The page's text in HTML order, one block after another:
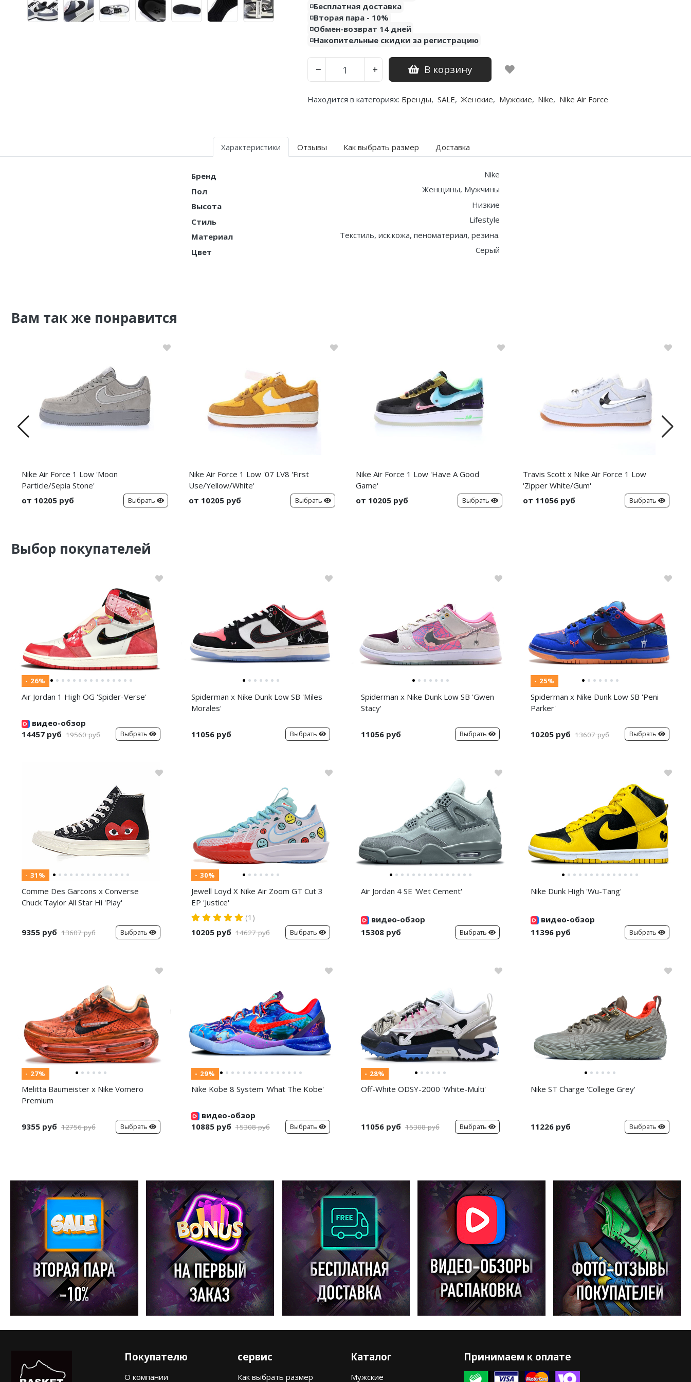
◽️Бесплатная доставка
◽️Вторая пара - 10%
◽️Обмен-возврат 14 дней
◽️Накопительные скидки за регистрацию
− + В корзину
Находится в категориях: Бренды, SALE, Женские, Мужские, Nike, Nike Air Force
Характеристики Отзывы Как выбрать размер Доставка
Бренд
Nike
Пол
Женщины, Мужчины
Высота
Низкие
Стиль
Lifestyle
Материал
Текстиль, иск.кожа, пеноматериал, резина.
Цвет
Серый
Вам так же понравится
Nike Air Force 1 Low 'Moon
Particle/Sepia Stone'
от 10205 руб
Выбрать
Nike Air Force 1 Low '07 LV8 'First
Use/Yellow/White'
от 10205 руб
Выбрать
Nike Air Force 1 Low 'Have A Good
Game'
от 10205 руб
Выбрать
Travis Scott x Nike Air Force 1 Low
'Zipper White/Gum'
от 11056 руб
Выбрать
Выбор покупателей
- 26%
Air Jordan 1 High OG 'Spider-Verse'
видео-обзор
14457 руб 19560 руб Выбрать
Spiderman x Nike Dunk Low SB 'Miles
Morales'
11056 руб Выбрать
Spiderman x Nike Dunk Low SB 'Gwen
Stacy'
11056 руб Выбрать
- 25%
Spiderman x Nike Dunk Low SB 'Peni
Parker'
10205 руб 13607 руб Выбрать
- 31%
Comme Des Garcons x Converse
Chuck Taylor All Star Hi 'Play'
9355 руб 13607 руб Выбрать
- 30%
Jewell Loyd X Nike Air Zoom GT Cut 3
EP 'Justice'
(1)
10205 руб 14627 руб Выбрать
Air Jordan 4 SE 'Wet Cement'
видео-обзор
15308 руб
Выбрать
Nike Dunk High 'Wu-Tang'
видео-обзор
11396 руб
Выбрать
- 27%
Melitta Baumeister x Nike Vomero
Premium
9355 руб 12756 руб Выбрать
- 29%
Nike Kobe 8 System 'What The Kobe'
видео-обзор
10885 руб 15308 руб Выбрать
- 28%
Off-White ODSY-2000 'White-Multi'
11056 руб 15308 руб Выбрать
Nike ST Charge 'College Grey'
11226 руб Выбрать
Покупателю
О компании
сервис
Как выбрать размер
Каталог
Мужские
Принимаем к оплате
Air Jordan 5